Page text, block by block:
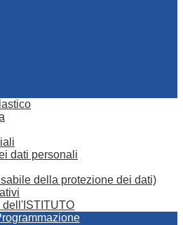
dati personali
della protezione dei dati)
dell'ISTITUTO